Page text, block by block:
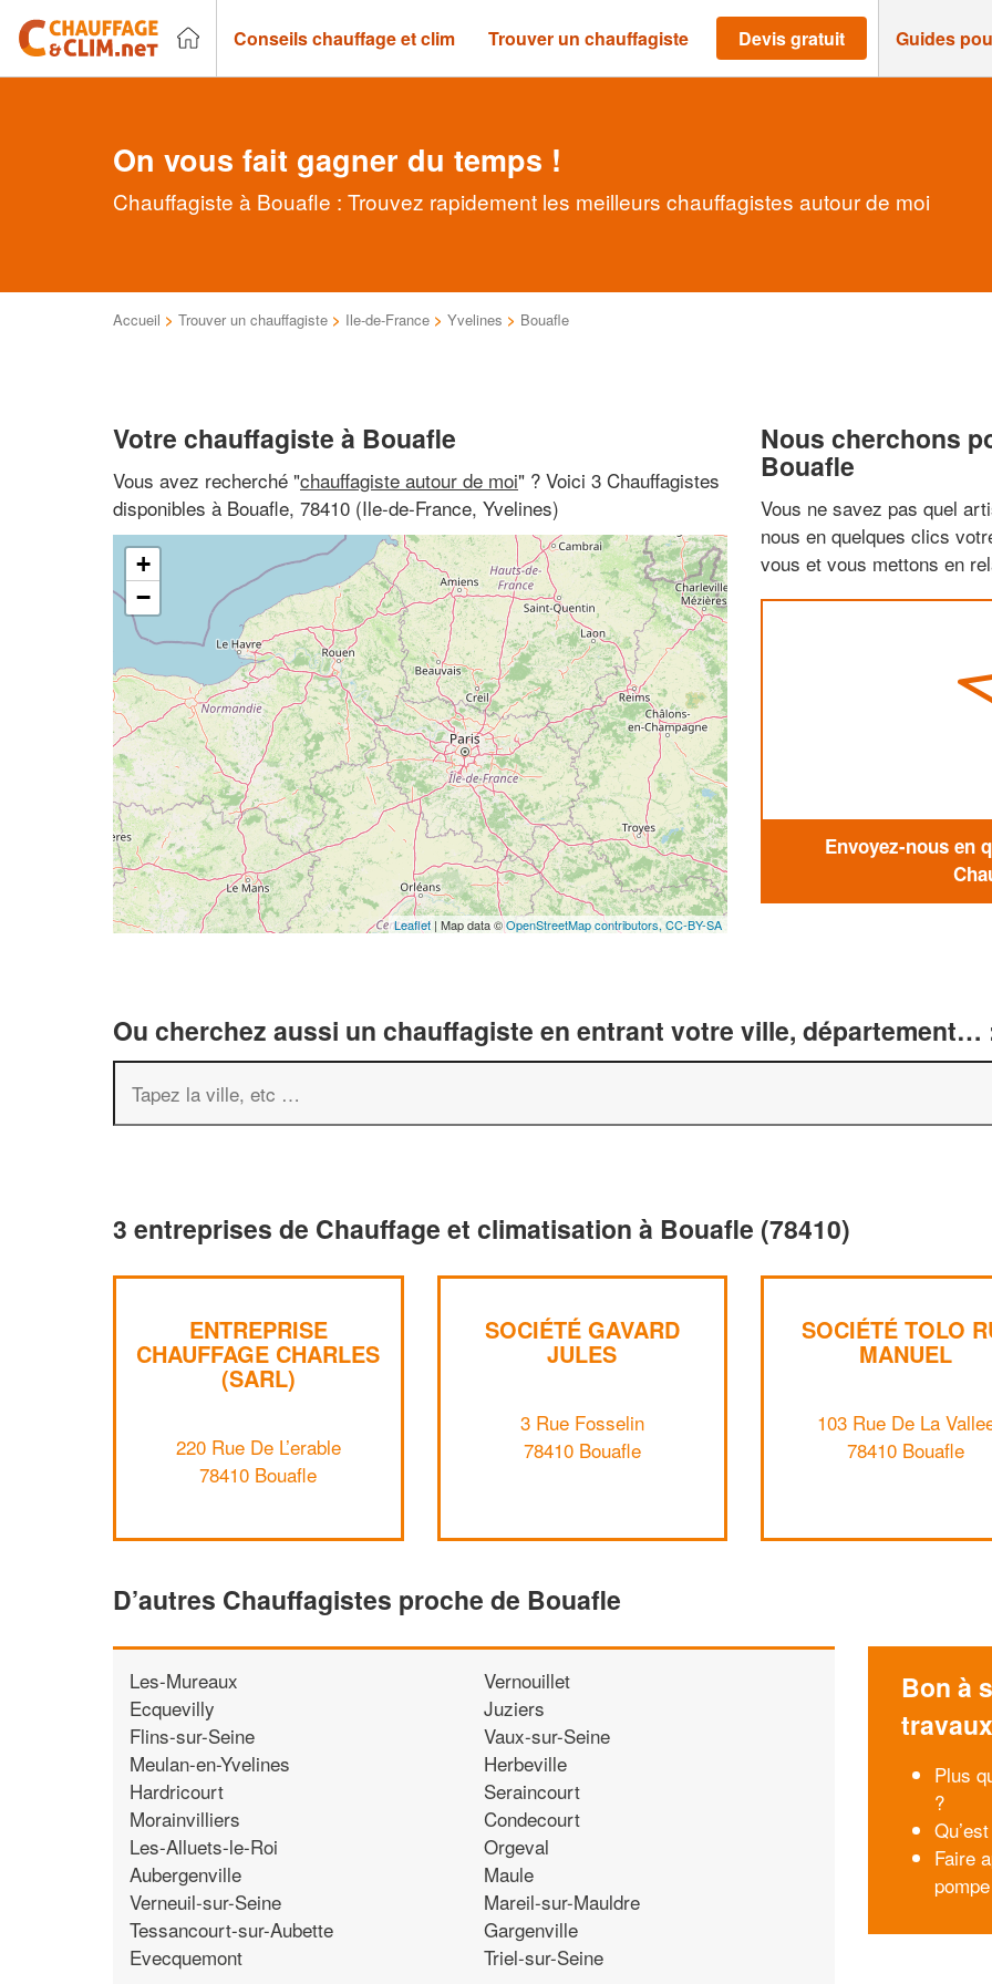
Conseils chauffage et clim Trouver un chauffagiste Devis gratuit Guides
On vous fait gagner du temps !
Chauffagiste à Bouafle : Trouvez rapidement les meilleurs chauffagistes autour de moi
Accueil > Trouver un chauffagiste > Ile-de-France > Yvelines > Bouafle
Votre chauffagiste à Bouafle
Vous avez recherché "chauffagiste autour de moi" ? Voici 3 Chauffagistes
disponibles à Bouafle, 78410 (Ile-de-France, Yvelines)
+
−
Leaflet | Map data ©OpenStreetMap contributors, CC-BY-SA
Nous cherchons
Bouafle
Vous ne savez pas quel
nous en quelques clics
vous et vous mettons en
Envoyez-nous en
Ou cherchez aussi un chauffagiste en entrant votre ville, département…
3 entreprises de Chauffage et climatisation à Bouafle (78410)
ENTREPRISE
CHAUFFAGE CHARLES
(SARL)
220 Rue De L’erable
78410 Bouafle
SOCIÉTÉ GAVARD
JULES
3 Rue Fosselin
78410 Bouafle
SOCIÉTÉ TOLO
MANUEL
103 Rue De La
78410 Bouafle
D’autres Chauffagistes proche de Bouafle
Les-Mureaux
Ecquevilly
Flins-sur-Seine
Meulan-en-Yvelines
Hardricourt
Morainvilliers
Les-Alluets-le-Roi
Aubergenville
Verneuil-sur-Seine
Tessancourt-sur-Aubette
Evecquemont
Vernouillet
Juziers
Vaux-sur-Seine
Herbeville
Seraincourt
Condecourt
Orgeval
Maule
Mareil-sur-Mauldre
Gargenville
Triel-sur-Seine
Bon à
travaux
Plus
?
Faire